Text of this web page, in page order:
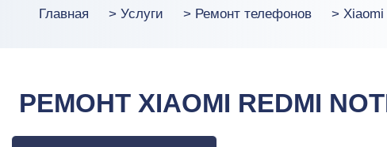
Главная > Услуги > Ремонт телефонов > Xiaomi
РЕМОНТ XIAOMI REDMI